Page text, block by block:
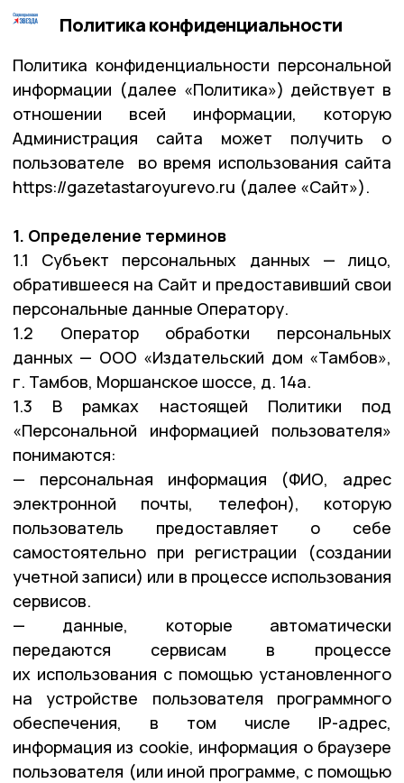
Политика конфиденциальности
Политика конфиденциальности персональной
информации (далее «Политика») действует в
отношении всей информации, которую
Администрация сайта может получить о
пользователе во время использования сайта
https://gazetastaroyurevo.ru (далее «Сайт»).
1. Определение терминов
1.1 Субъект персональных данных — лицо,
обратившееся на Сайт и предоставивший свои
персональные данные Оператору.
1.2 Оператор обработки персональных
данных — ООО «Издательский дом «Тамбов»,
г. Тамбов, Моршанское шоссе, д. 14а.
1.3 В рамках настоящей Политики под
«Персональной информацией пользователя»
понимаются:
— персональная информация (ФИО, адрес
электронной почты, телефон), которую
пользователь предоставляет о себе
самостоятельно при регистрации (создании
учетной записи) или в процессе использования
сервисов.
— данные, которые автоматически
передаются сервисам в процессе
их использования с помощью установленного
на устройстве пользователя программного
обеспечения, в том числе IP-адрес,
информация из cookie, информация о браузере
пользователя (или иной программе, с помощью